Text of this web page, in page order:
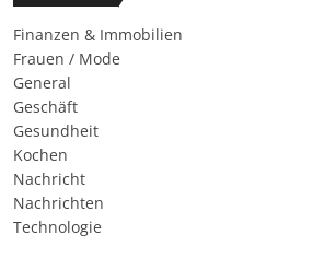
Finanzen & Immobilien
Frauen / Mode
General
Geschäft
Gesundheit
Kochen
Nachricht
Nachrichten
Technologie